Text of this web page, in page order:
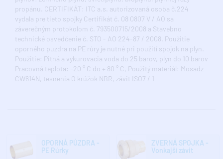
propánu. CERTIFIKÁT: ITC a.s. autorizovaná osoba č.224
vydala pre tieto spojky Certifikát č. 08 0807 V / AO sa
záverečným protokolom č. 793500715/2008 a Stavebno
technické osvedčenie č. STO - AO 224-87 / 2008. Použitie
oporného puzdra na PE rúry je nutné pri použití spojok na plyn.
Použitie: Pitná a vykurovacia voda do 25 barov, plyn do 10 barov
Pracovná teplota: -20 ° C do + 80 ° C, Použitý materiál: Mosadz
CW614N, tesnenia O krúžok NBR, závit ISO7 / 1
OPORNÁ PÚZDRA -
PE Rúrky
ZVERNÁ SPOJKA -
Vonkajší závit